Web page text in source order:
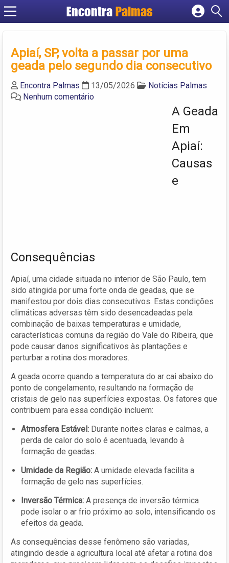
Encontra Palmas
Cadastrar empresa
Criar conta
Apiaí, SP, volta a passar por uma
geada pelo segundo dia consecutivo
Encontra Palmas 13/05/2026
Notícias Palmas
Nenhum comentário
A Geada
Em
Apiaí:
Causas
e
Consequências
Apiaí, uma cidade situada no interior de São Paulo, tem
sido atingida por uma forte onda de geadas, que se
manifestou por dois dias consecutivos. Estas condições
climáticas adversas têm sido desencadeadas pela
combinação de baixas temperaturas e umidade,
características comuns da região do Vale do Ribeira, que
pode causar danos significativos às plantações e
perturbar a rotina dos moradores.
A geada ocorre quando a temperatura do ar cai abaixo do
ponto de congelamento, resultando na formação de
cristais de gelo nas superfícies expostas. Os fatores que
contribuem para essa condição incluem:
Atmosfera Estável: Durante noites claras e calmas, a
perda de calor do solo é acentuada, levando à
formação de geadas.
Umidade da Região: A umidade elevada facilita a
formação de gelo nas superfícies.
Inversão Térmica: A presença de inversão térmica
pode isolar o ar frio próximo ao solo, intensificando os
efeitos da geada.
As consequências desse fenômeno são variadas,
atingindo desde a agricultura local até afetar a rotina dos